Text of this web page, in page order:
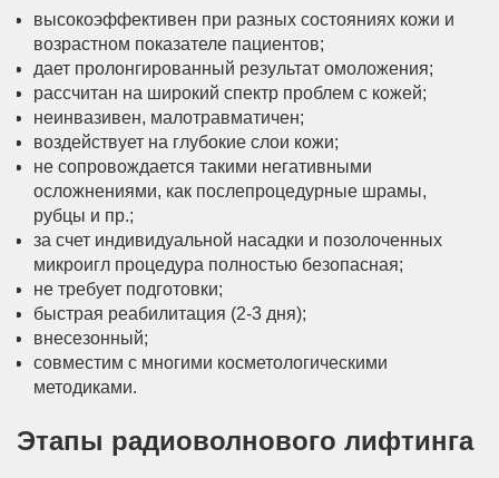
высокоэффективен при разных состояниях кожи и
возрастном показателе пациентов;
дает пролонгированный результат омоложения;
рассчитан на широкий спектр проблем с кожей;
неинвазивен, малотравматичен;
воздействует на глубокие слои кожи;
не сопровождается такими негативными
осложнениями, как послепроцедурные шрамы,
рубцы и пр.;
за счет индивидуальной насадки и позолоченных
микроигл процедура полностью безопасная;
не требует подготовки;
быстрая реабилитация (2-3 дня);
внесезонный;
совместим с многими косметологическими
методиками.
Этапы радиоволнового лифтинга